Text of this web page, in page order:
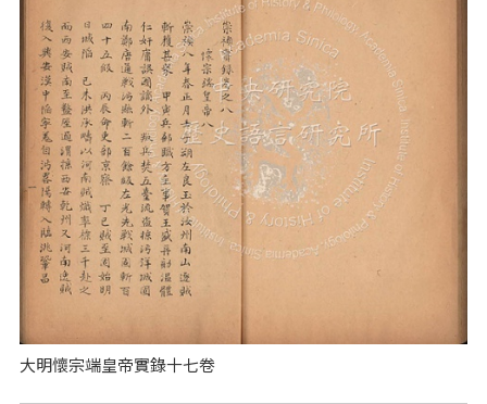
大明懷宗端皇帝實錄十七卷